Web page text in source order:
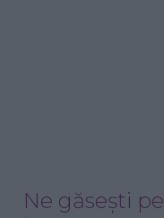
Ne găsești pe